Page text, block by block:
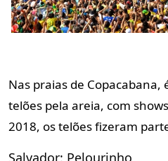
Nas praias de
telões pela areia, com
2018, os telões fizeram